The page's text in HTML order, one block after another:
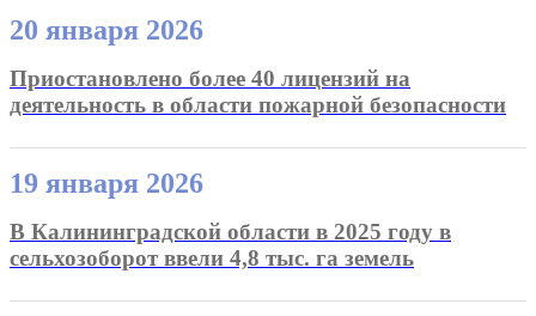
20 января 2026
Приостановлено более 40 лицензий на
деятельность в области пожарной безопасности
19 января 2026
В Калининградской области в 2025 году в
сельхозоборот ввели 4,8 тыс. га земель